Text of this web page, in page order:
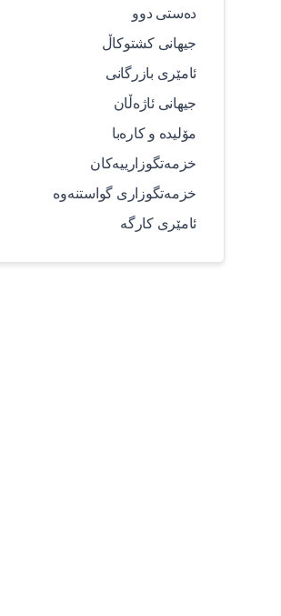
دەستی دوو
جیهانی کشتوکاڵ
ئامێری بازرگانی
جیهانی ئاژەڵان
مۆلیدە و کارەبا
خزمەتگوزارییەکان
خزمەتگوزاری گواستنەوە
ئامێری کارگە